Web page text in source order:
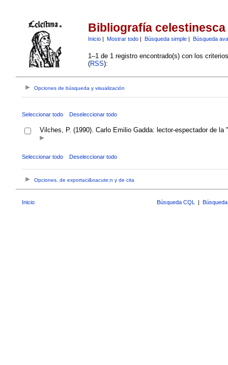
Bibliografía celestinesca
Inicio| Mostrar todo| Búsqueda simple| Búsqueda
1–1 de 1 registro encontrado(s) con los
(RSS):
Opciones de búsqueda y visualización
Seleccionar todo Deseleccionar todo
Vilches, P. (1990). Carlo Emilio Gadda: lector-espectador de la
Seleccionar todo Deseleccionar todo
Opciones, de exportaci&oacute;n y de cita
Inicio Búsqueda CQL |